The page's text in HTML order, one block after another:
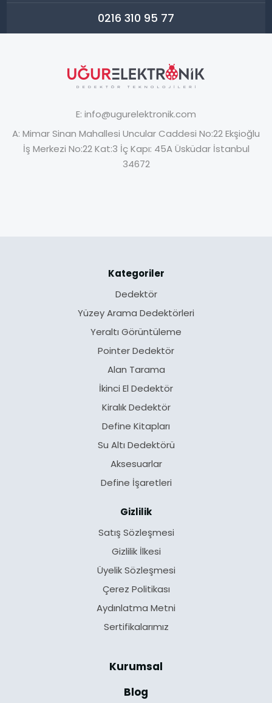
0216 310 95 77
E: info@ugurelektronik.com
A: Mimar Sinan Mahallesi Uncular Caddesi No:22 Ekşioğlu
İş Merkezi No:22 Kat:3 İç Kapı: 45A Üsküdar İstanbul
34672
Kategoriler
Dedektör
Yüzey Arama Dedektörleri
Yeraltı Görüntüleme
Pointer Dedektör
Alan Tarama
İkinci El Dedektör
Kiralık Dedektör
Define Kitapları
Su Altı Dedektörü
Aksesuarlar
Define İşaretleri
Gizlilik
Satış Sözleşmesi
Gizlilik İlkesi
Üyelik Sözleşmesi
Çerez Politikası
Aydınlatma Metni
Sertifikalarımız
Kurumsal
Blog